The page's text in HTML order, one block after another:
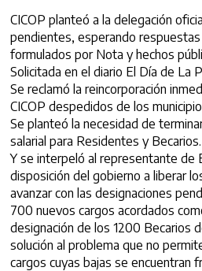
CICOP planteó a la delegación
pendientes, esperando
formulados por Nota y hechos
Solicitada en el diario El Día de La
Se reclamó la reincorporación
CICOP despedidos de los
Se planteó la necesidad de
salarial para Residentes y Becarios.
Y se interpeló al representante de
disposición del gobierno a liberar
avanzar con las designaciones
700 nuevos cargos acordados
designación de los 1200 Becarios
solución al problema que no
cargos cuyas bajas se encuentran